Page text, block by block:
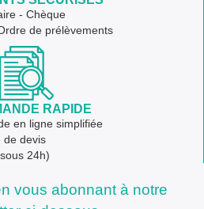
- Chèque
de prélèvements
RAPIDE
en ligne simplifiée
de devis
24h)
vous abonnant à notre